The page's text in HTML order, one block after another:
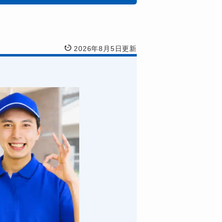
2026年8月5日更新